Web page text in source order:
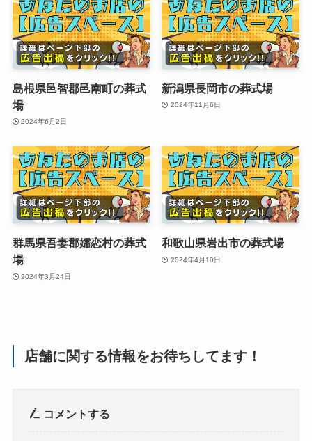
島根県邑智郡邑南町の葬式
場
2024年6月2日
新潟県長岡市の葬式場
2024年11月6日
群馬県吾妻郡嬬恋村の葬式
場
2024年3月24日
和歌山県岩出市の葬式場
2024年4月10日
店舗に関する情報をお待ちしてます！
コメントする